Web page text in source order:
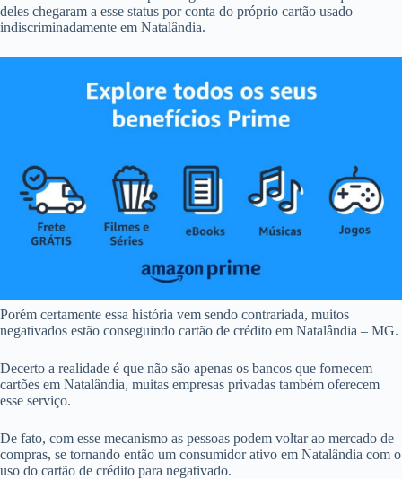
deles chegaram a esse status por conta do próprio cartão usado
indiscriminadamente em Natalândia.
Porém certamente essa história vem sendo contrariada, muitos
negativados estão conseguindo cartão de crédito em Natalândia – MG.
Decerto a realidade é que não são apenas os bancos que fornecem
cartões em Natalândia, muitas empresas privadas também oferecem
esse serviço.
De fato, com esse mecanismo as pessoas podem voltar ao mercado de
compras, se tornando então um consumidor ativo em Natalândia com o
uso do cartão de crédito para negativado.